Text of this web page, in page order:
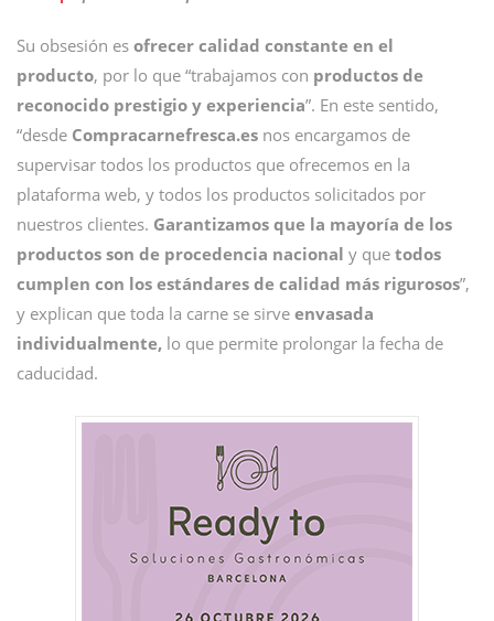
Su obsesión es ofrecer calidad constante en el
producto, por lo que “trabajamos con productos de
reconocido prestigio y experiencia”. En este sentido,
“desde Compracarnefresca.es nos encargamos de
supervisar todos los productos que ofrecemos en la
plataforma web, y todos los productos solicitados por
nuestros clientes. Garantizamos que la mayoría de los
productos son de procedencia nacional y que todos
cumplen con los estándares de calidad más rigurosos”,
y explican que toda la carne se sirve envasada
individualmente, lo que permite prolongar la fecha de
caducidad.